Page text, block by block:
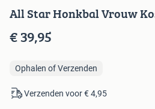
All Star Honkbal Vrouw
€ 39,95
Ophalen of Verzenden
Verzenden voor € 4,95